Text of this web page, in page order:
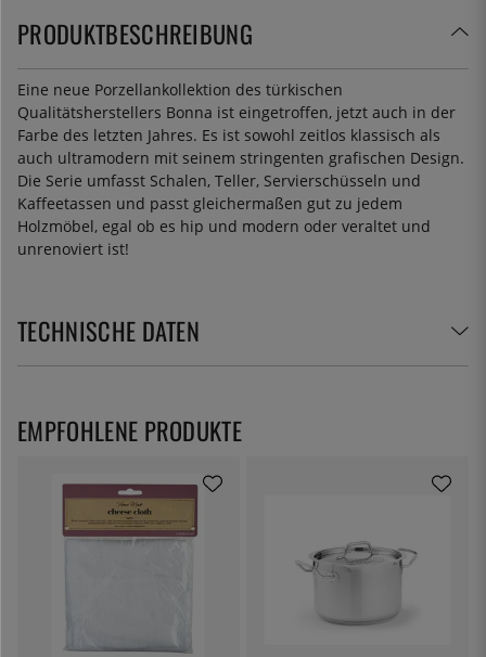
PRODUKTBESCHREIBUNG
Eine neue Porzellankollektion des türkischen
Qualitätsherstellers Bonna ist eingetroffen, jetzt auch in der
Farbe des letzten Jahres. Es ist sowohl zeitlos klassisch als
auch ultramodern mit seinem stringenten grafischen Design.
Die Serie umfasst Schalen, Teller, Servierschüsseln und
Kaffeetassen und passt gleichermaßen gut zu jedem
Holzmöbel, egal ob es hip und modern oder veraltet und
unrenoviert ist!
TECHNISCHE DATEN
EMPFOHLENE PRODUKTE